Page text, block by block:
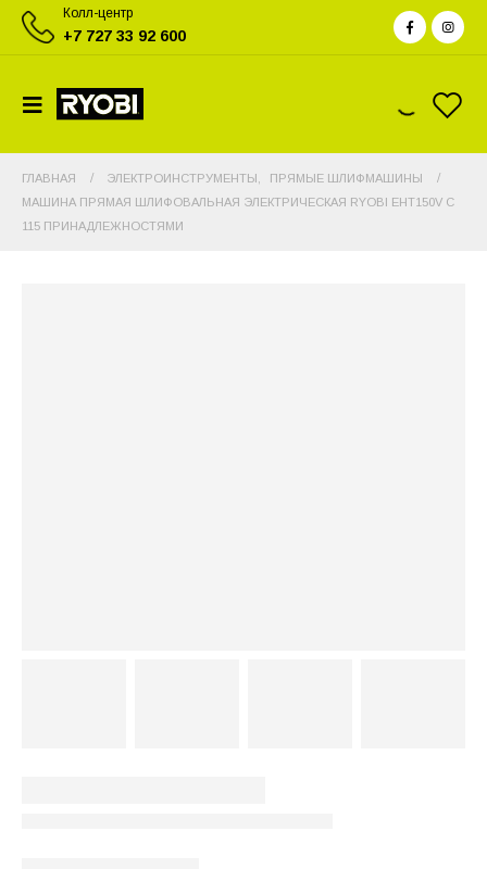
Колл-центр
+7 727 33 92 600
ГЛАВНАЯ ЭЛЕКТРОИНСТРУМЕНТЫ
ПРЯМЫЕ ШЛИФМАШИНЫ
МАШИНА ПРЯМАЯ ШЛИФОВАЛЬНАЯ ЭЛЕКТРИЧЕСКАЯ RYOBI EHT150V С
115 ПРИНАДЛЕЖНОСТЯМИ